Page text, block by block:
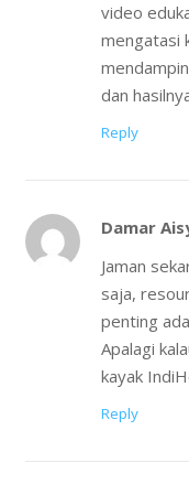
video
mengatasi
dan
Reply
Damar
Jaman
saja,
penting
Apalagi
kayak
Reply